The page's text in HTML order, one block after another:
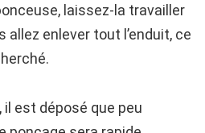
laissez-la travailler
allez enlever tout l’enduit, ce
est déposé que peu